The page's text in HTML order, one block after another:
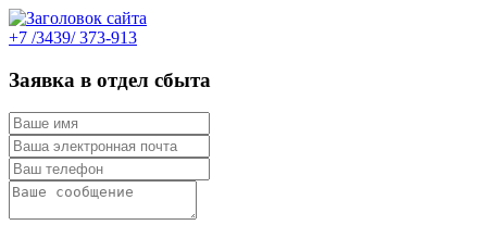
+7 /3439/ 373-913
Заявка в отдел сбыта